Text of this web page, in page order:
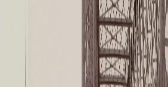
Социально-
Для СМИ
О музее
Генеральный директор